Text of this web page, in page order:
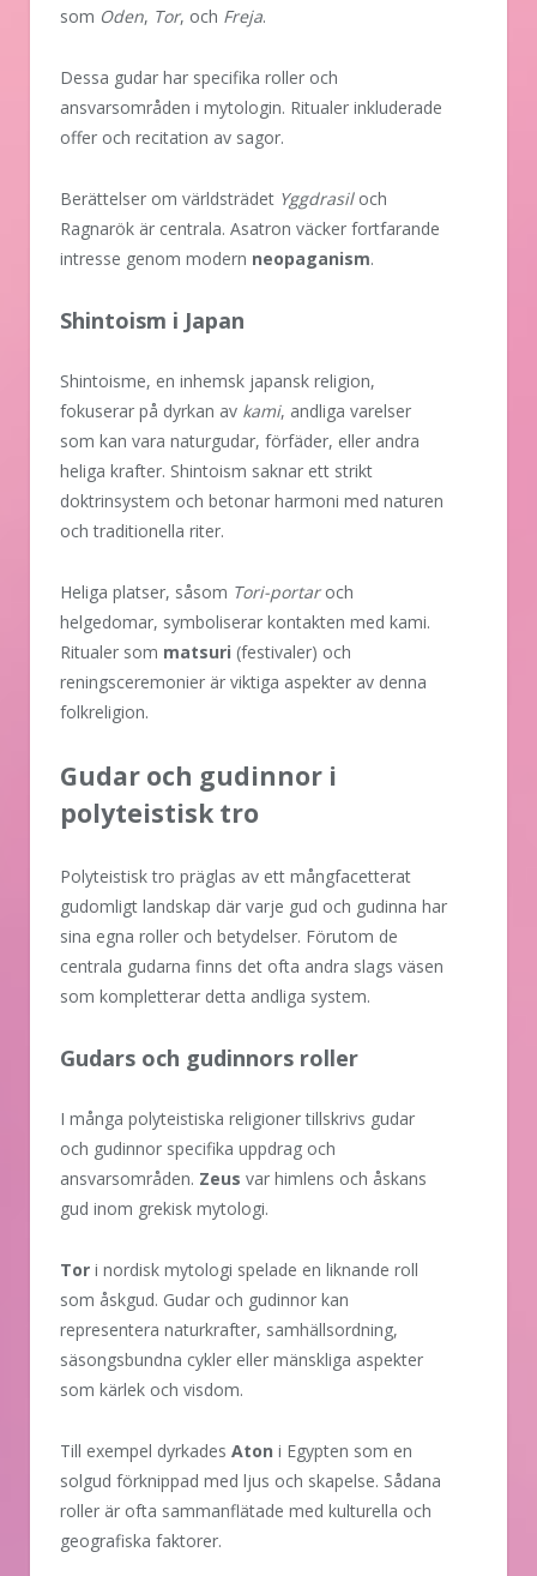
som Oden, Tor, och Freja.
Dessa gudar har specifika roller och
ansvarsområden i mytologin. Ritualer inkluderade
offer och recitation av sagor.
Berättelser om världsträdet Yggdrasiloch
Ragnarök är centrala. Asatron väcker fortfarande
intresse genom modern neopaganism.
Shintoism i Japan
Shintoisme, en inhemsk japansk religion,
fokuserar på dyrkan av kami, andliga varelser
som kan vara naturgudar, förfäder, eller andra
heliga krafter. Shintoism saknar ett strikt
doktrinsystem och betonar harmoni med naturen
och traditionella riter.
Heliga platser, såsom Tori-portaroch
helgedomar, symboliserar kontakten med kami.
Ritualer som matsuri (festivaler) och
reningsceremonier är viktiga aspekter av denna
folkreligion.
Gudar och gudinnor i
polyteistisk tro
Polyteistisk tro präglas av ett mångfacetterat
gudomligt landskap där varje gud och gudinna har
sina egna roller och betydelser. Förutom de
centrala gudarna finns det ofta andra slags väsen
som kompletterar detta andliga system.
Gudars och gudinnors roller
I många polyteistiska religioner tillskrivs gudar
och gudinnor specifika uppdrag och
ansvarsområden. Zeus var himlens och åskans
gud inom grekisk mytologi.
Tor i nordisk mytologi spelade en liknande roll
som åskgud. Gudar och gudinnor kan
representera naturkrafter, samhällsordning,
säsongsbundna cykler eller mänskliga aspekter
som kärlek och visdom.
Till exempel dyrkades Aton i Egypten som en
solgud förknippad med ljus och skapelse. Sådana
roller är ofta sammanflätade med kulturella och
geografiska faktorer.